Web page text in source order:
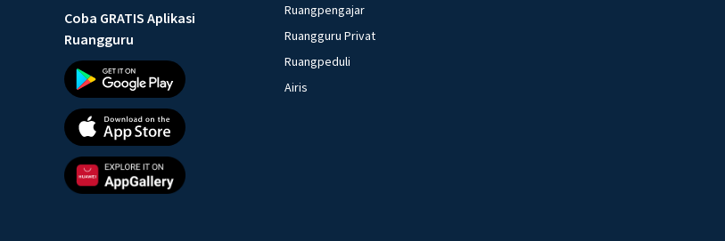
Coba GRATIS Aplikasi
Ruangguru
Ruangpengajar
Ruangguru Privat
Ruangpeduli
Airis